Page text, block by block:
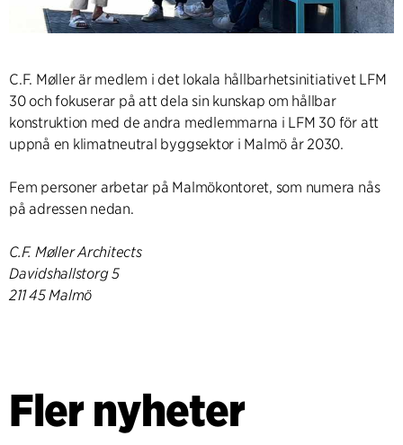
C.F. Møller är medlem i det lokala hållbarhetsinitiativet LFM
30 och fokuserar på att dela sin kunskap om hållbar
konstruktion med de andra medlemmarna i LFM 30 för att
uppnå en klimatneutral byggsektor i Malmö år 2030.
Fem personer arbetar på Malmökontoret, som numera nås
på adressen nedan.
C.F. Møller Architects
Davidshallstorg 5
211 45 Malmö
Fler nyheter